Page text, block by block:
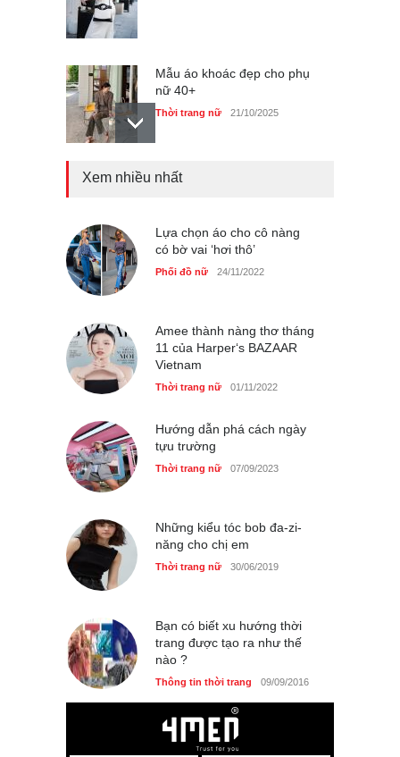
Mẫu áo khoác đẹp cho phụ
nữ 40+
Thời trang nữ 21/10/2025
Truy tìm thông tin áo bra
Thời trang nữ 14/10/2025
phụ nữ Pháp tin dùng
Thời trang nữ 14/10/2025
Bí quyết giữ gìn vóc dáng
của diễn viên Khánh Huyền
Làm đẹp 14/10/2025
Phong cách thời trang của
Chiếc áo dài cưới của Hoa
Thời trang nữ 21/10/2025
Xem nhiều nhất
Lựa chọn áo cho cô nàng
có bờ vai ‘hơi thô’
Phối đồ nữ 24/11/2022
Amee thành nàng thơ tháng
11 của Harper‘s BAZAAR
Vietnam
Thời trang nữ 01/11/2022
Hướng dẫn phá cách ngày
tựu trường
Thời trang nữ 07/09/2023
Những kiểu tóc bob đa-zi-
năng cho chị em
Thời trang nữ 30/06/2019
Bạn có biết xu hướng thời
trang được tạo ra như thế
nào ?
Thông tin thời trang 09/09/2016